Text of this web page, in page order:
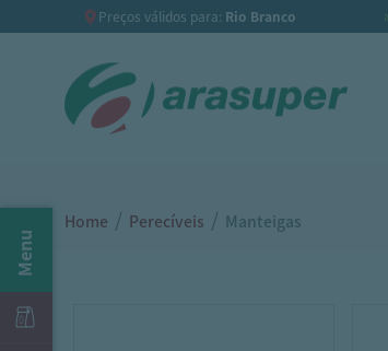
Preços válidos para: Rio Branco
Menu
Home / Perecíveis / Manteigas